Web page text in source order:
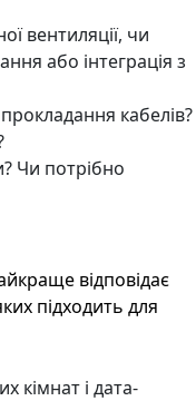
вентиляції, чи
або інтеграція з
кабелів?
Чи потрібно
відповідає
підходить для
кімнат і дата-